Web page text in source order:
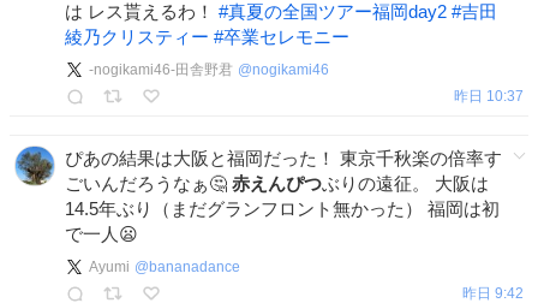
は レス貰えるわ！ #真夏の全国ツアー福岡day2 #吉田
綾乃クリスティー #卒業セレモニー
-nogikami46-田舎野君 @nogikami46
昨日 10:37
ぴあの結果は大阪と福岡だった！ 東京千秋楽の倍率す
ごいんだろうなぁ🤔 赤えんぴつぶりの遠征。 大阪は
14.5年ぶり（まだグランフロント無かった） 福岡は初
で一人😦
Ayumi @bananadance
昨日 9:42